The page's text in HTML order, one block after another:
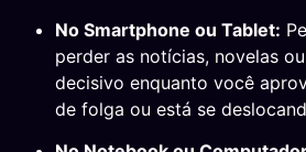
No Smartphone ou Tablet:
perder as notícias, novelas
decisivo enquanto você
de folga ou está se